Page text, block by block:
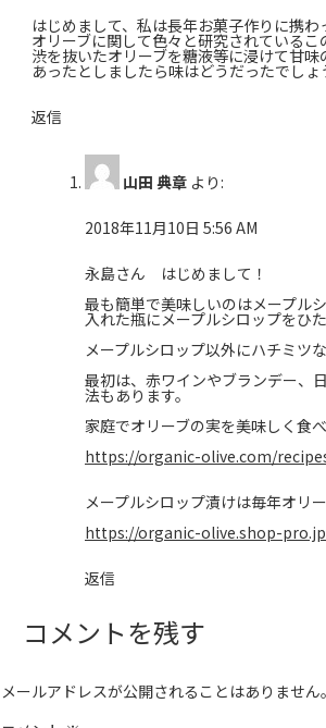
k
はじめまして、私は長年お菓子作りに携わ
オリーブに関して色々と研究されている
渋を抜いたオリーブを糖液等に浸けて甘
あったとしましたら味はどうだったでし
返信
山田 典章 より:
2018年11月10日 5:56 AM
永島さん はじめまして！
最も簡単で美味しいのはメープル
入れた瓶にメープルシロップをひ
メープルシロップ以外にハチミツ
最初は、赤ワインやブランデー、
法もあります。
家庭でオリーブの実を美味しく食
https://organic-olive.com/
メープルシロップ漬けは毎年オリ
https://organic-olive.shop-
返信
コメントを残す
メールアドレスが公開されることはありません。